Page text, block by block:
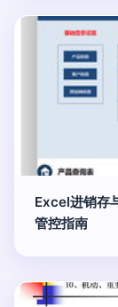
Excel进销存
管控指南